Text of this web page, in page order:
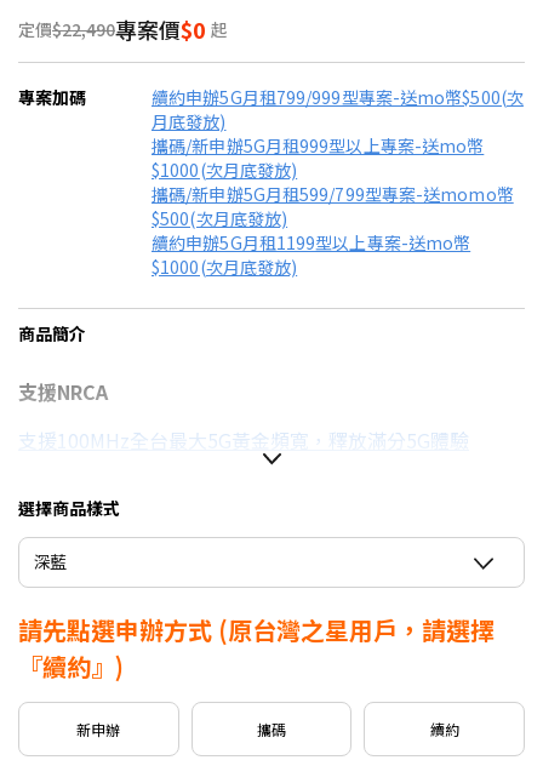
定價$22,490專案價$0 起
專案加碼
續約申辦5G月租799/999型專案-送mo幣$500(次
月底發放)
攜碼/新申辦5G月租999型以上專案-送mo幣
$1000(次月底發放)
攜碼/新申辦5G月租599/799型專案-送momo幣
$500(次月底發放)
續約申辦5G月租1199型以上專案-送mo幣
$1000(次月底發放)
商品簡介
支援NRCA
支援100MHz全台最大5G黃金頻寬，釋放滿分5G體驗
信用卡優惠
台灣大哥大Open Possible聯名卡最高回饋2%
選擇商品樣式
深藍
請先點選申辦方式 (原台灣之星用戶，請選擇
『續約』)
新申辦 攜碼 續約